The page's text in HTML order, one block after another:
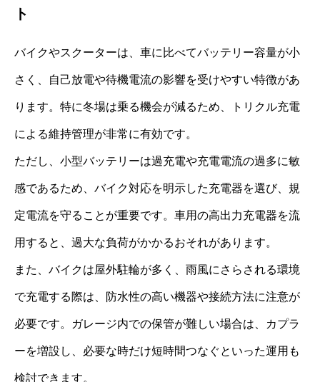
ト
バイクやスクーターは、車に比べてバッテリー容量が小
さく、自己放電や待機電流の影響を受けやすい特徴があ
ります。特に冬場は乗る機会が減るため、トリクル充電
による維持管理が非常に有効です。
ただし、小型バッテリーは過充電や充電電流の過多に敏
感であるため、バイク対応を明示した充電器を選び、規
定電流を守ることが重要です。車用の高出力充電器を流
用すると、過大な負荷がかかるおそれがあります。
また、バイクは屋外駐輪が多く、雨風にさらされる環境
で充電する際は、防水性の高い機器や接続方法に注意が
必要です。ガレージ内での保管が難しい場合は、カプラ
ーを増設し、必要な時だけ短時間つなぐといった運用も
検討できます。